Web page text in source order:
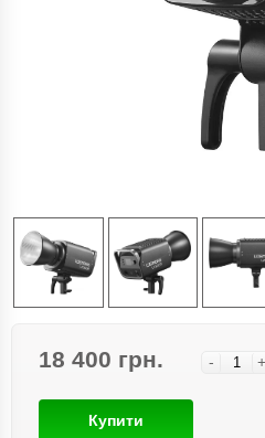
18 400 грн. - +
Купити